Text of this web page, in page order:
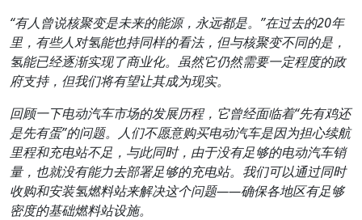
“有人曾说核聚变是未来的能源，永远都是。”在过去的20年
里，有些人对氢能也持同样的看法，但与核聚变不同的是，
氢能已经逐渐实现了商业化。虽然它仍然需要一定程度的政
府支持，但我们将有望让其成为现实。
回顾一下电动汽车市场的发展历程，它曾经面临着“先有鸡还
是先有蛋”的问题。人们不愿意购买电动汽车是因为担心续航
里程和充电站不足，与此同时，由于没有足够的电动汽车销
量，也就没有能力去部署足够的充电站。我们可以通过同时
收购和安装氢燃料站来解决这个问题——确保各地区有足够
密度的基础燃料站设施。